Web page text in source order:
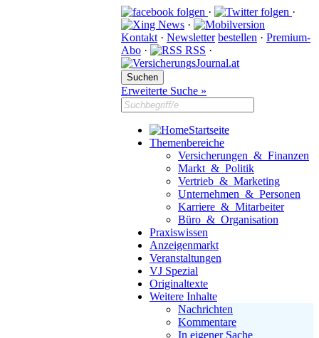
·
·
·
Kontakt · Newsletter bestellen · Premium-
Abo · RSS ·
Erweiterte Suche »
Startseite
Themenbereiche
Versicherungen & Finanzen
Markt & Politik
Vertrieb & Marketing
Unternehmen & Personen
Karriere & Mitarbeiter
Büro & Organisation
Praxiswissen
Anzeigenmarkt
Veranstaltungen
VJ Spezial
Originaltexte
Weitere Inhalte
Nachrichten
Kommentare
In eigener Sache